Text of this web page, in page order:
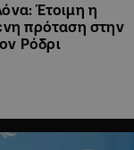
Έτοιμη η
πρόταση στην
Ρόδρι